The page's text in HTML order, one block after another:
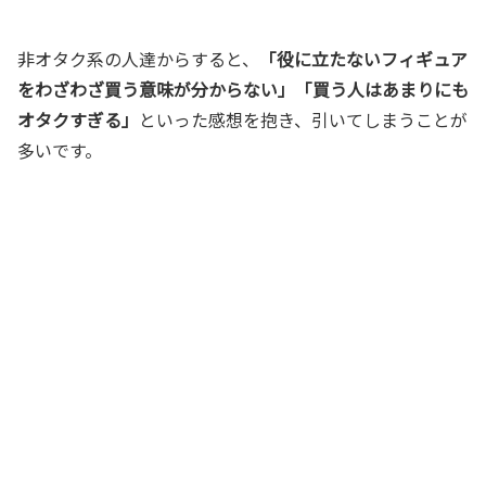
非オタク系の人達からすると、
「役に立たないフィギュア
をわざわざ買う意味が分からない」「買う人はあまりにも
オタクすぎる」 といった感想を抱き、引いてしまうことが
多いです。